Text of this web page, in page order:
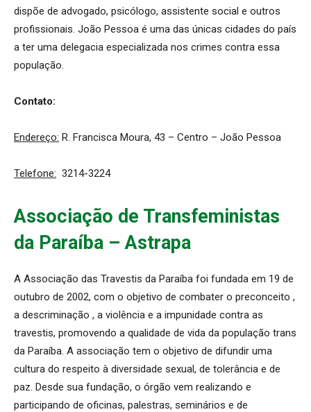
dispõe de advogado, psicólogo, assistente social e outros
profissionais. João Pessoa é uma das únicas cidades do país
a ter uma delegacia especializada nos crimes contra essa
população.
Contato:
Endereço: R. Francisca Moura, 43 – Centro – João Pessoa
Telefone: 3214-3224
Associação de Transfeministas
da Paraíba – Astrapa
A Associação das Travestis da Paraíba foi fundada em 19 de
outubro de 2002, com o objetivo de combater o preconceito ,
a descriminação , a violência e a impunidade contra as
travestis, promovendo a qualidade de vida da população trans
da Paraíba. A associação tem o objetivo de difundir uma
cultura do respeito à diversidade sexual, de tolerância e de
paz. Desde sua fundação, o órgão vem realizando e
participando de oficinas, palestras, seminários e de